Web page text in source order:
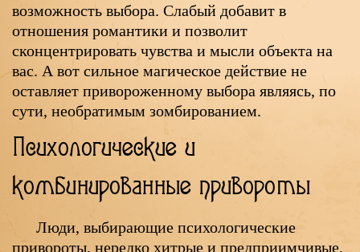
возможность выбора. Слабый добавит в
отношения романтики и позволит
сконцентрировать чувства и мысли объекта на
вас. А вот сильное магическое действие не
оставляет привороженному выбора являясь, по
сути, необратимым зомбированием.
Психологические и
комбинированные привороты
Люди, выбирающие психологические
привороты, нередко хитрые и предприимчивые,